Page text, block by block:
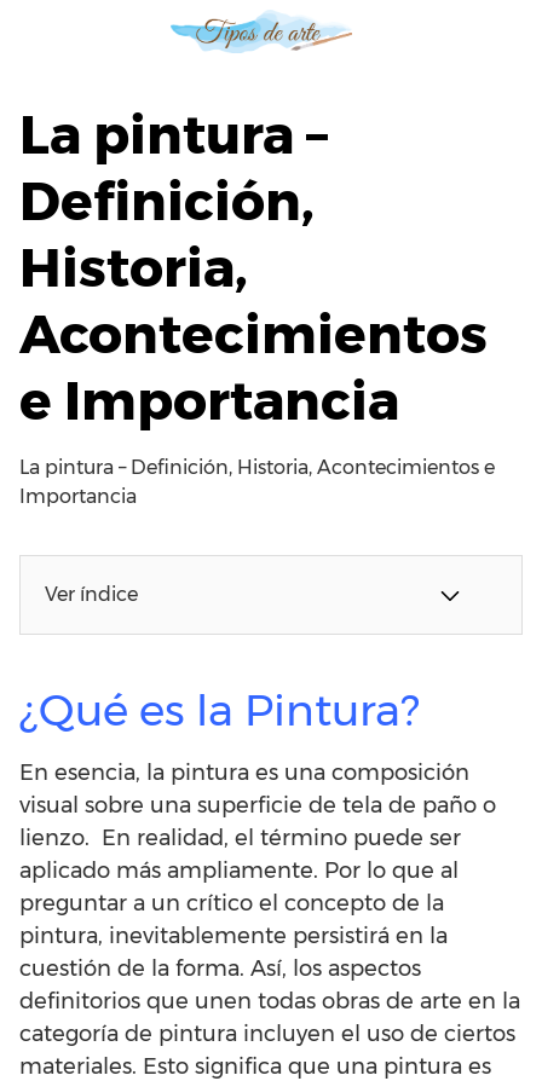
La pintura –
Definición,
Historia,
Acontecimientos
e Importancia
La pintura – Definición, Historia, Acontecimientos e
Importancia
Ver índice
¿Qué es la Pintura?
En esencia, la pintura es una composición
visual sobre una superficie de tela de paño o
lienzo. En realidad, el término puede ser
aplicado más ampliamente. Por lo que al
preguntar a un crítico el concepto de la
pintura, inevitablemente persistirá en la
cuestión de la forma. Así, los aspectos
definitorios que unen todas obras de arte en la
categoría de pintura incluyen el uso de ciertos
materiales. Esto significa que una pintura es